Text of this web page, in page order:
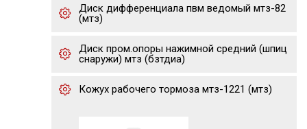
Диск дифференциала пвм ведомый мтз-82
(мтз)
Диск пром.опоры нажимной средний (шпиц
снаружи) мтз (бзтдиа)
Кожух рабочего тормоза мтз-1221 (мтз)